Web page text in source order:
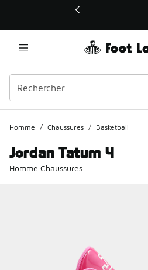
Ce lien ouvrira une nouvelle fenêtre
Homme / Chaussures / Basketball
Jordan Tatum 4
Homme Chaussures